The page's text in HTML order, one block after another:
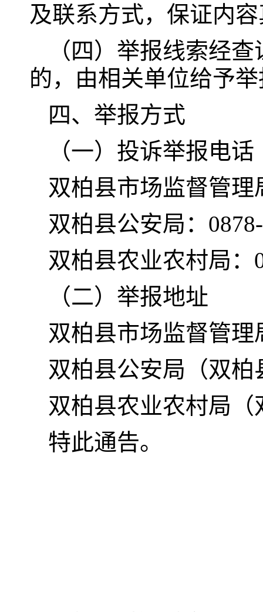
及联系方式，保证内
（四）举报线索经
的，由相关单位给予
四、举报方式
（一）投诉举报电话
双柏县市场监督管理
双柏县公安局：
双柏县农业农村局：
（二）举报地址
双柏县市场监督管
双柏县公安局（双柏
双柏县农业农村局
特此通告。